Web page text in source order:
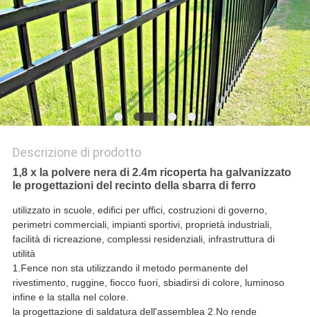
Descrizione di prodotto
1,8 x la polvere nera di 2.4m ricoperta ha galvanizzato
le progettazioni del recinto della sbarra di ferro
utilizzato in scuole, edifici per uffici, costruzioni di governo,
perimetri commerciali, impianti sportivi, proprietà industriali,
facilità di ricreazione, complessi residenziali, infrastruttura di
utilità
1.Fence non sta utilizzando il metodo permanente del
rivestimento, ruggine, fiocco fuori, sbiadirsi di colore, luminoso
infine e la stalla nel colore.
la progettazione di saldatura dell'assemblea 2.No rende